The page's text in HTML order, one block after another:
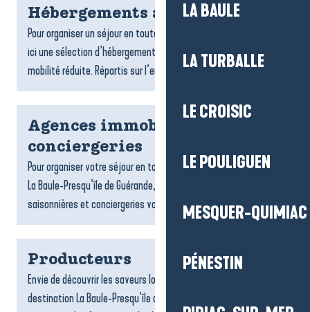
LA BAULE
LA TURBALLE
LE CROISIC
LE POULIGUEN
MESQUER-QUIMIAC
PÉNESTIN
Hébergements accessibles
Pour organiser un séjour en toute tranquillité, on vous propose
ici une sélection d’hébergements accessibles aux personnes à
mobilité réduite. Répartis sur l’ensemble du...
Agences immobilières et
conciergeries
Pour organiser votre séjour en toute sérénité sur la destination
La Baule-Presqu’île de Guérande, les agences de locations
saisonnières et conciergeries vous accompagnent dans...
Producteurs
Envie de découvrir les saveurs locales ? Les producteurs de la
destination La Baule-Presqu’île de Guérande vous invitent à